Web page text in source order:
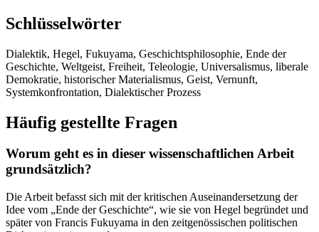
Schlüsselwörter
Dialektik, Hegel, Fukuyama, Geschichtsphilosophie, Ende der
Geschichte, Weltgeist, Freiheit, Teleologie, Universalismus, liberale
Demokratie, historischer Materialismus, Geist, Vernunft,
Systemkonfrontation, Dialektischer Prozess
Häufig gestellte Fragen
Worum geht es in dieser wissenschaftlichen Arbeit
grundsätzlich?
Die Arbeit befasst sich mit der kritischen Auseinandersetzung der
Idee vom „Ende der Geschichte“, wie sie von Hegel begründet und
später von Francis Fukuyama in den zeitgenössischen politischen